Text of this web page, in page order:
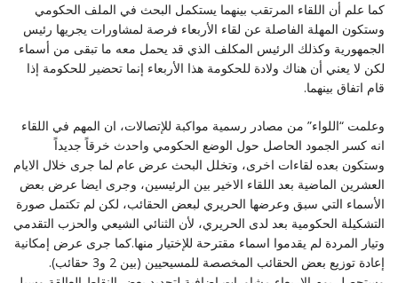
كما علم أن اللقاء المرتقب بينهما يستكمل البحث في الملف الحكومي
وستكون المهلة الفاصلة عن لقاء الأربعاء فرصة ‏لمشاورات يجريها رئيس
الجمهورية وكذلك الرئيس المكلف الذي قد يحمل معه ما تبقى من أسماء
لكن لا يعني أن ‏هناك ولادة للحكومة هذا الأربعاء إنما تحضير للحكومة إذا
قام اتفاق بينهما‎.‎
وعلمت “اللواء” من مصادر رسمية مواكبة للإتصالات، ان المهم في اللقاء
انه كسر الجمود الحاصل حول الوضع ‏الحكومي واحدث خرقاً جديداً
وستكون بعده لقاءات اخرى، وتخلل البحث عرض عام لما جرى خلال الايام
العشرين ‏الماضية بعد اللقاء الاخير بين الرئيسين، وجرى ايضا عرض بعض
الأسماء التي سبق وعرضها الحريري لبعض ‏الحقائب، لكن لم تكتمل صورة
التشكيلة الحكومية بعد لدى الحريري، لأن الثنائي الشيعي والحزب التقدمي
وتيار المردة ‏لم يقدموا اسماء مقترحة للإختيار منها.كما جرى عرض إمكانية
إعادة توزيع بعض الحقائب المخصصة للمسيحيين ‏‏(بين 2 و3 حقائب).